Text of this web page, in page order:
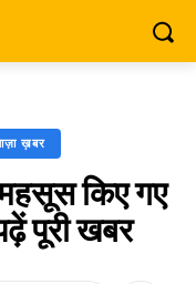
ख़बर
किए गए
पूरी खबर